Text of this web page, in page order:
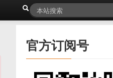
官方订阅号